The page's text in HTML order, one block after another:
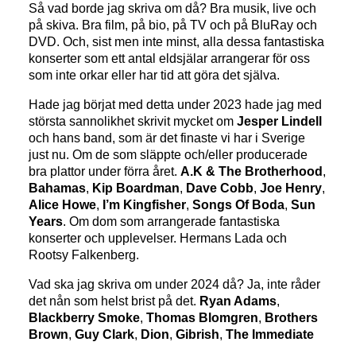
Så vad borde jag skriva om då? Bra musik, live och
på skiva. Bra film, på bio, på TV och på BluRay och
DVD. Och, sist men inte minst, alla dessa fantastiska
konserter som ett antal eldsjälar arrangerar för oss
som inte orkar eller har tid att göra det själva.
Hade jag börjat med detta under 2023 hade jag med
största sannolikhet skrivit mycket omJesper Lindell
och hans band, som är det finaste vi har i Sverige
just nu. Om de som släppte och/eller producerade
bra plattor under förra året.A.K & The Brotherhood ,
Bahamas, Kip Boardman, Dave Cobb,Joe Henry,
Alice Howe, I’m Kingfisher,Songs Of Boda,Sun
Years. Om dom som arrangerade fantastiska
konserter och upplevelser. Hermans Lada och
Rootsy Falkenberg.
Vad ska jag skriva om under 2024 då? Ja, inte råder
det nån som helst brist på det. Ryan Adams,
Blackberry Smoke,Thomas Blomgren, Brothers
Brown,Guy Clark, Dion,Gibrish,The Immediate